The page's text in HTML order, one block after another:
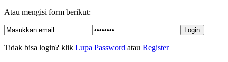
Atau mengisi form berikut:
Tidak bisa login? klik Lupa Password atau Register